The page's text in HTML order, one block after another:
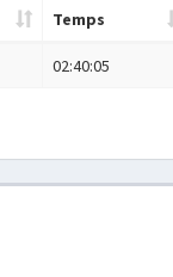
Temps
02:40:05